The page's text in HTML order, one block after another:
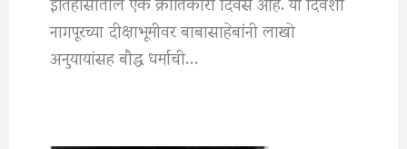
नागपूरच्या दीक्षाभूमीवर बाबासाहेबांनी लाखो
अनुयायांसह बौद्ध धर्माची…